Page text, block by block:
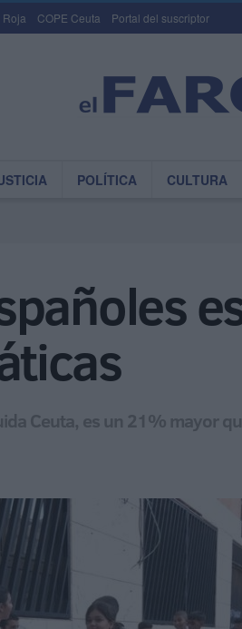
Roja COPE Ceuta Portal del suscriptor
POLÍTICA CULTURA
Ceuta, es un 21% mayor